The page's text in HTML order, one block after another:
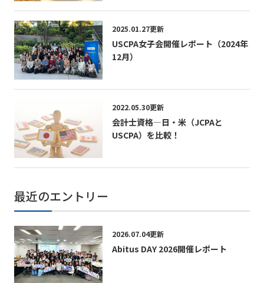
2025.01.27更新
USCPA女子会開催レポート（2024年
12月）
2022.05.30更新
会計士資格―日・米（JCPAと
USCPA）を比較！
最近のエントリー
2026.07.04更新
Abitus DAY 2026開催レポート